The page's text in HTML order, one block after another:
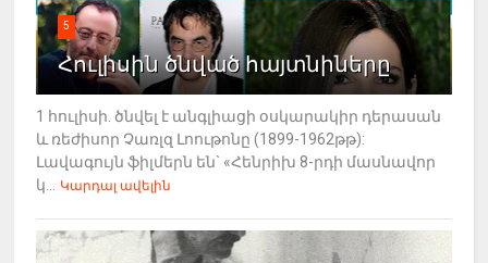
5
Հուլիսին ծնված հայտնիները
1 հուլիսի. ծնվել է անգլիացի օսկարակիր դերասան
և ռեժիսոր Չառլզ Լոութոնը (1899-1962թթ):
Լավագույն ֆիլմերն են` «Հենրիխ 8-րդի մասնավոր
կ...
Կարդալ ավելին